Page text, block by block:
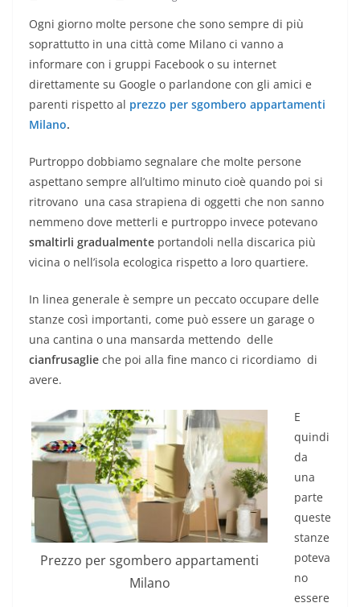
Ogni giorno molte persone che sono sempre di più
soprattutto in una città come Milano ci vanno a
informare con i gruppi Facebook o su internet
direttamente su Google o parlandone con gli amici e
parenti rispetto al prezzo per sgombero appartamenti
Milano.
Purtroppo dobbiamo segnalare che molte persone
aspettano sempre all’ultimo minuto cioè quando poi si
ritrovano una casa strapiena di oggetti che non sanno
nemmeno dove metterli e purtroppo invece potevano
smaltirli gradualmente portandoli nella discarica più
vicina o nell’isola ecologica rispetto a loro quartiere.
In linea generale è sempre un peccato occupare delle
stanze così importanti, come può essere un garage o
una cantina o una mansarda mettendo delle
cianfrusaglie che poi alla fine manco ci ricordiamo di
avere.
Prezzo per sgombero appartamenti
Milano
E
quindi
da
una
parte
queste
stanze
poteva
no
essere